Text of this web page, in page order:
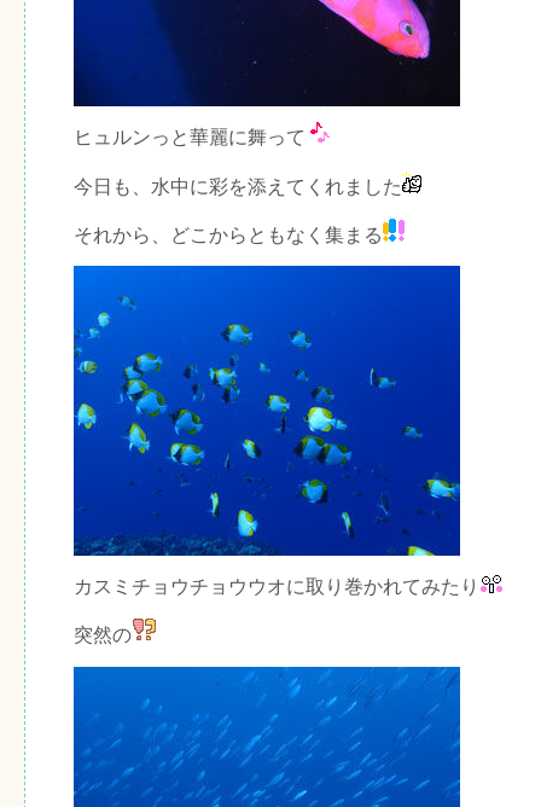
ヒュルンっと華麗に舞って
今日も、水中に彩を添えてくれました
それから、どこからともなく集まる
カスミチョウチョウウオに取り巻かれてみたり
突然の